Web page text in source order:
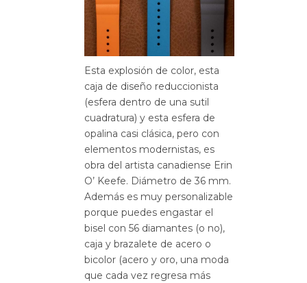
Esta explosión de color, esta
caja de diseño reduccionista
(esfera dentro de una sutil
cuadratura) y esta esfera de
opalina casi clásica, pero con
elementos modernistas, es
obra del artista canadiense Erin
O’ Keefe. Diámetro de 36 mm.
Además es muy personalizable
porque puedes engastar el
bisel con 56 diamantes (o no),
caja y brazalete de acero o
bicolor (acero y oro, una moda
que cada vez regresa más